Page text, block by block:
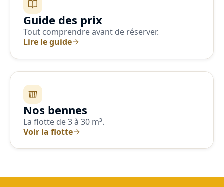
Guide des prix
Tout comprendre avant de réserver.
Lire le guide
Nos bennes
La flotte de 3 à 30 m³.
Voir la flotte